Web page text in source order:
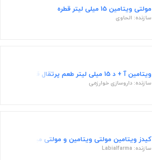
مولتی ویتامین 15 میلی لیتر قطره
سازنده: الحاوی
ویتامین آ + د 15 میلی لیتر طعم پرتقال قطره
سازنده: داروسازی خوارزمی
کیدز ویتامین مولتی ویتامین و مولتی مینرال رویال ژلی 150 میلی لیتر
سازنده: Labialfarma